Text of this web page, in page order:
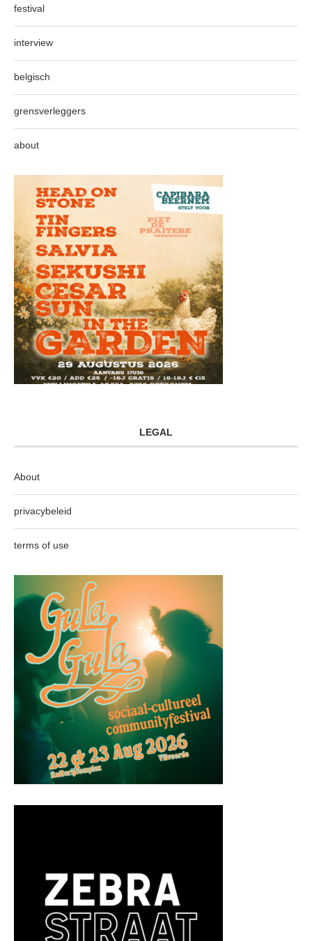
festival
interview
belgisch
grensverleggers
about
LEGAL
About
privacybeleid
terms of use